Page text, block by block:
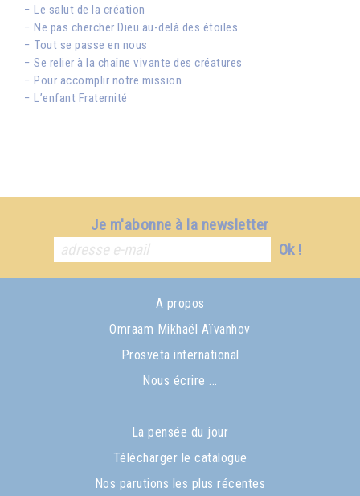
− Le salut de la création
− Ne pas chercher Dieu au-delà des étoiles
− Tout se passe en nous
− Se relier à la chaîne vivante des créatures
− Pour accomplir notre mission
− L’enfant Fraternité
Je m'abonne à la newsletter
Ok !
A propos
Omraam Mikhaël Aïvanhov
Prosveta international
Nous écrire ...
La pensée du jour
Télécharger le catalogue
Nos parutions les plus récentes